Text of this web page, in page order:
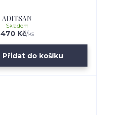
ADITSAN
470 Kč/ks
Skladem
Přidat do košíku